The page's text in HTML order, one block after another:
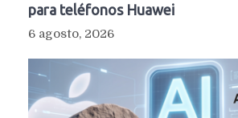
para teléfonos Huawei
6 agosto, 2026